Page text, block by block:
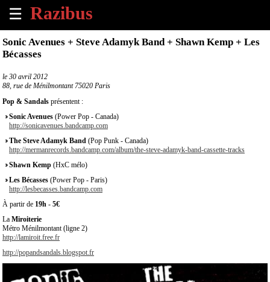
☰
×
Accueil
Tous
les
évènements
à
venir
un
évènement
Contact
À
propos
Sonic Avenues + Steve Adamyk Band + Shawn Kemp + Les
Bécasses
le 30 avril 2012
88, rue de Ménilmontant 75020 Paris
Pop & Sandals présentent :
Sonic Avenues (Power Pop - Canada)
http://sonicavenues.bandcamp.com
The Steve Adamyk Band (Pop Punk - Canada)
http://mermanrecords.bandcamp.com/album/the-steve-adamyk-band-cassette-tracks
Shawn Kemp (HxC mélo)
Les Bécasses (Power Pop - Paris)
http://lesbecasses.bandcamp.com
À partir de 19h - 5€
La Miroiterie
Métro Ménilmontant (ligne 2)
http://lamiroit.free.fr
http://popandsandals.blogspot.fr